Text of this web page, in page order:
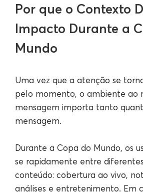
Por que o Contexto
Impacto Durante a
Mundo
Uma vez que a atenção se
pelo momento, o ambiente ao
mensagem importa tanto
mensagem.
Durante a Copa do Mundo, os
se rapidamente entre
conteúdo: cobertura ao vivo,
análises e entretenimento. Em